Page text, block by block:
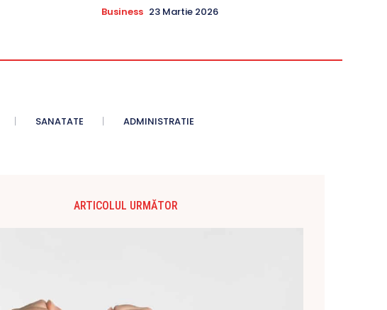
Business 23 Martie 2026
SANATATE ADMINISTRATIE
ARTICOLUL URMĂTOR